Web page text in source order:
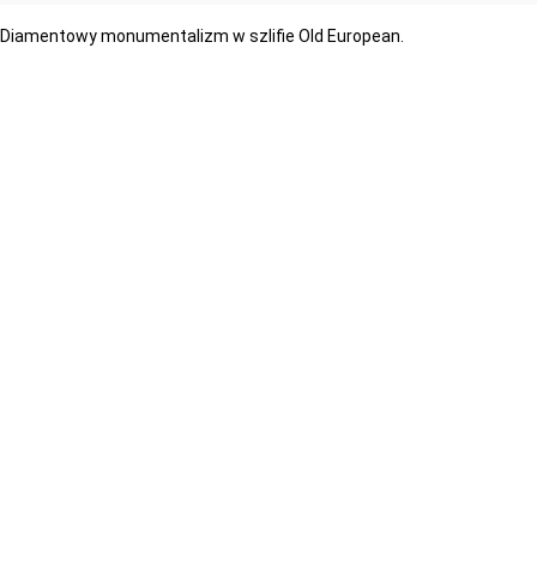
Diamentowy monumentalizm w szlifie Old European.